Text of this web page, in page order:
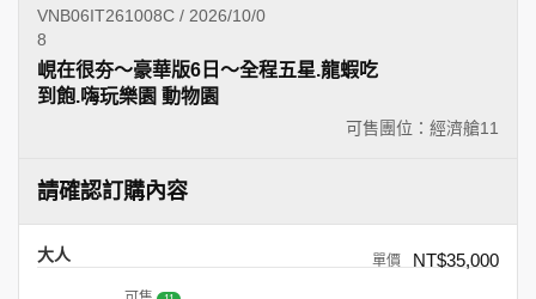
VNB06IT261008C / 2026/10/0
8
可售團位：經濟艙11
峴在很夯～豪華版6日～全程五星.龍蝦吃
到飽.嗨玩樂園 動物園
請確認訂購內容
大人 NT$35,000